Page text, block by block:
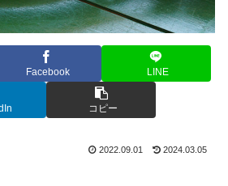
Facebook LINE
コピー
2022.09.01 2024.03.05